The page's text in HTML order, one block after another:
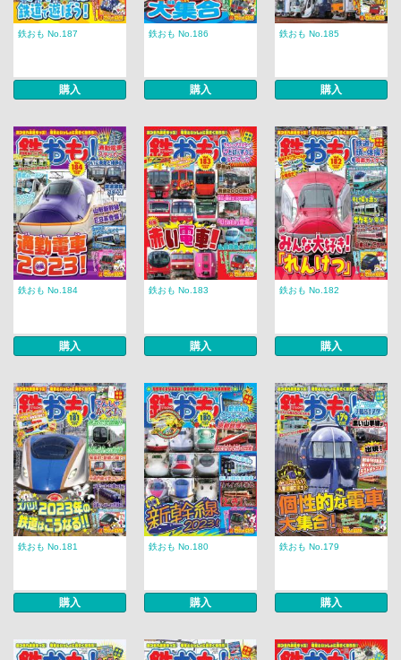
鉄おも No.187
購入
鉄おも No.186
購入
鉄おも No.185
購入
鉄おも No.184
購入
鉄おも No.183
購入
鉄おも No.182
購入
鉄おも No.181
購入
鉄おも No.180
購入
鉄おも No.179
購入